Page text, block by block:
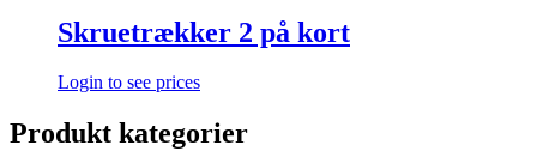
Skruetrækker 2 på kort
Login to see prices
Produkt kategorier